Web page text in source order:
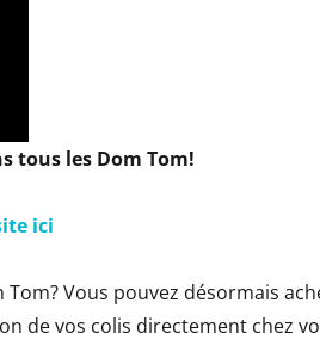
tous les Dom Tom!
ici
Vous pouvez désormais
de vos colis directement chez